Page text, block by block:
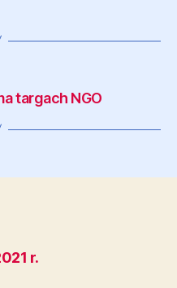
targach NGO
r.